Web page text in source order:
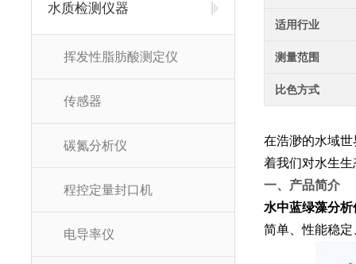
水质检测仪器
挥发性脂肪酸测定仪
传感器
碳氮分析仪
程控定量封口机
电导率仪
适用行业
测量范围
比色方式
在浩渺的水域
着我们对水生
一、产品简介
水中蓝绿藻分析
简单、性能稳